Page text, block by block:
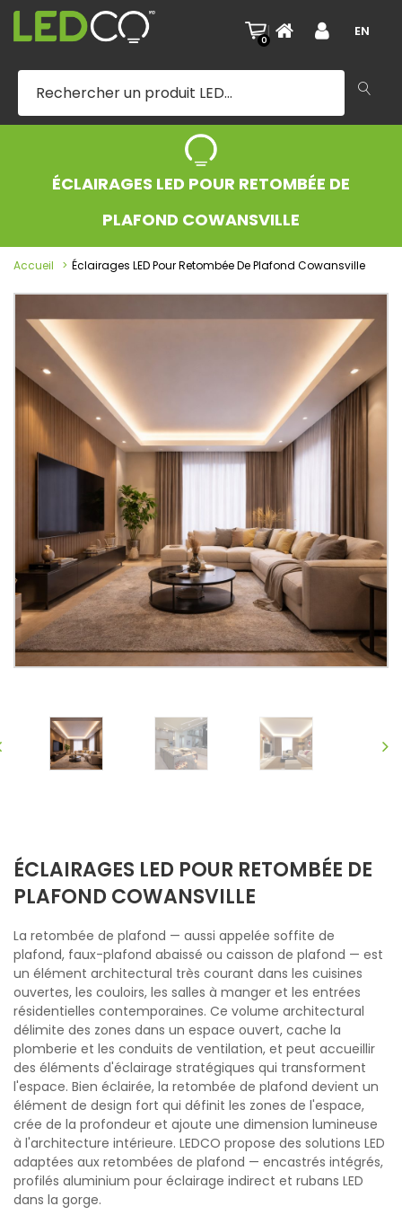
0
| EN
ÉCLAIRAGES LED POUR RETOMBÉE DE
PLAFOND COWANSVILLE
Accueil Éclairages LED Pour Retombée De Plafond Cowansville
ÉCLAIRAGES LED POUR RETOMBÉE DE
PLAFOND COWANSVILLE
La retombée de plafond — aussi appelée soffite de
plafond, faux-plafond abaissé ou caisson de plafond — est
un élément architectural très courant dans les cuisines
ouvertes, les couloirs, les salles à manger et les entrées
résidentielles contemporaines. Ce volume architectural
délimite des zones dans un espace ouvert, cache la
plomberie et les conduits de ventilation, et peut accueillir
des éléments d'éclairage stratégiques qui transforment
l'espace. Bien éclairée, la retombée de plafond devient un
élément de design fort qui définit les zones de l'espace,
crée de la profondeur et ajoute une dimension lumineuse
à l'architecture intérieure. LEDCO propose des solutions LED
adaptées aux retombées de plafond — encastrés intégrés,
profilés aluminium pour éclairage indirect et rubans LED
dans la gorge.